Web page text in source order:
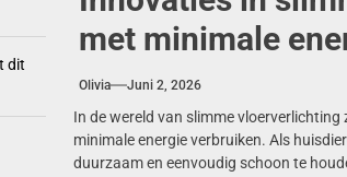
met minimale
Olivia Juni 2, 2026
In de wereld van slimme
minimale energie verbruiken. Als
duurzaam en eenvoudig schoon te
dit